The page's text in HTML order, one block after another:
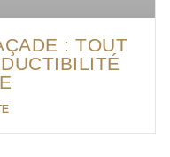
: TOUT